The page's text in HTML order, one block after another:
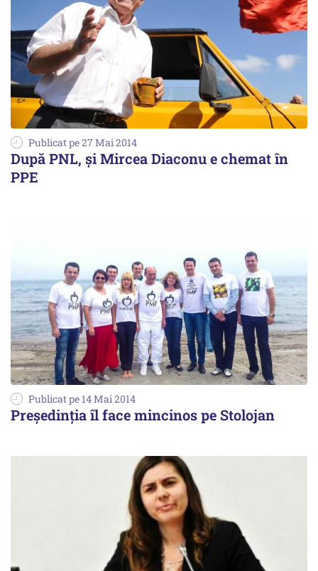
Publicat pe 27 Mai 2014
După PNL, și Mircea Diaconu e chemat în
PPE
Publicat pe 14 Mai 2014
Președinția îl face mincinos pe Stolojan